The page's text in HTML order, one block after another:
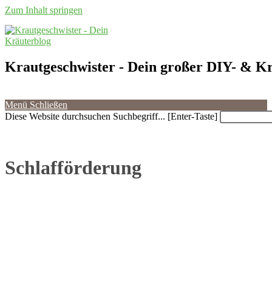
Zum Inhalt springen
Krautgeschwister - Dein großer DIY- &
Menü Schließen
Diese Website durchsuchen Suchbegriff... [Enter-Taste]
Schlafförderung